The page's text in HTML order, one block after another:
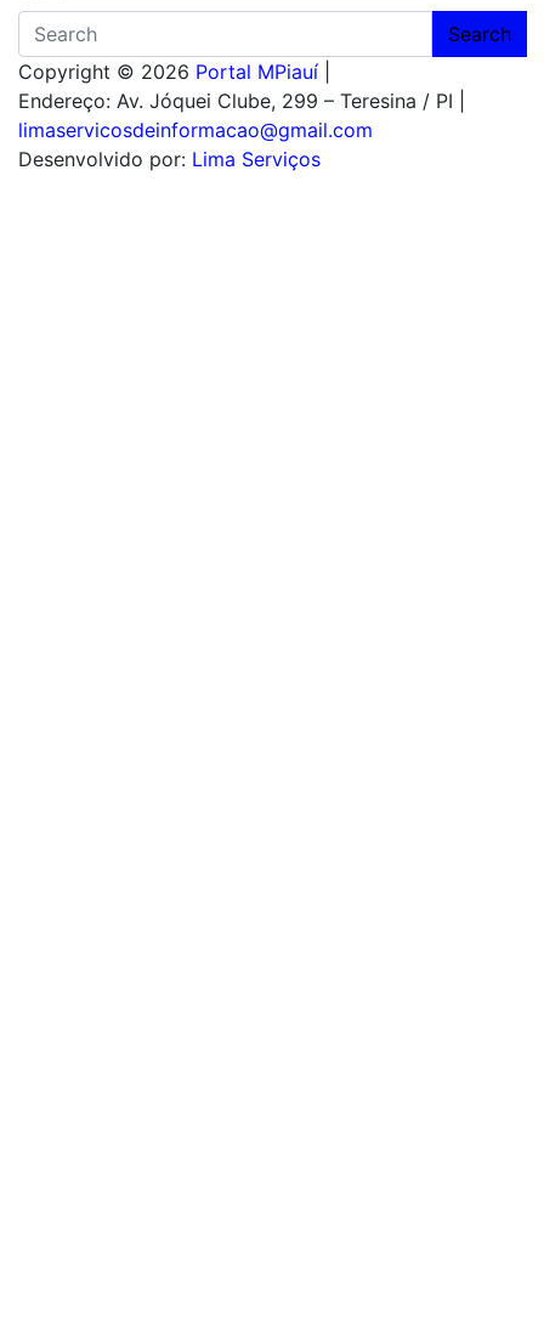
Search
Copyright © 2026 Portal MPiauí
Endereço: Av. Jóquei Clube, 299 – Teresina / PI
limaservicosdeinformacao@gmail.com
Desenvolvido por: Lima Serviços